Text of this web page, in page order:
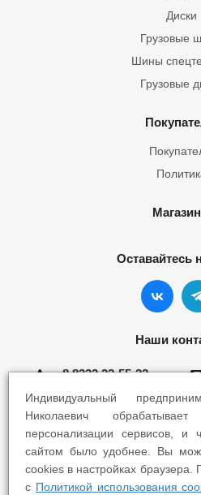
Грузовые
Шины
Диски
Грузовые
Оставайтесь
Наши
8 8332 22-55-22
Киров, ул.
Киров, ул.
Индивидуальный
Николаевич
персонализации сервисов, и
сайтом было удобнее. Вы
cookies в настройках браузера.
с Политикой использования